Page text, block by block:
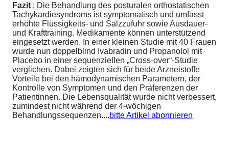
Fazit : Die Behandlung des posturalen orthostatischen
Tachykardiesyndroms ist symptomatisch und umfasst
erhöhte Flüssigkeits- und Salzzufuhr sowie Ausdauer-
und Krafttraining. Medikamente können unterstützend
eingesetzt werden. In einer kleinen Studie mit 40 Frauen
wurde nun doppelblind Ivabradin und Propanolol mit
Placebo in einer sequenziellen „Cross-over“-Studie
verglichen. Dabei zeigten sich für beide Arzneistoffe
Vorteile bei den hämodynamischen Parametern, der
Kontrolle von Symptomen und den Präferenzen der
Patientinnen. Die Lebensqualität wurde nicht verbessert,
zumindest nicht während der 4-wöchigen
Behandlungssequenzen....bitte Artikel abonnieren